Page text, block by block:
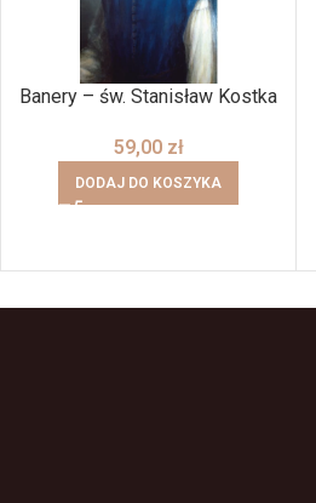
Banery – św. Stanisław Kostka
59,00 zł
DODAJ DO KOSZYKA